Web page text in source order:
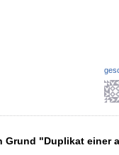
Grund "Duplikat einer